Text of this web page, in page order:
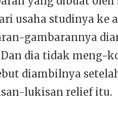
usaha studinya ke
gambarannya
Dan dia tidak meng-
diambilnya
lukisan relief itu.